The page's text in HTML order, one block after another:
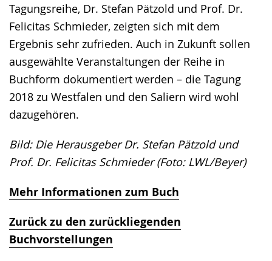
Tagungsreihe, Dr. Stefan Pätzold und Prof. Dr.
Felicitas Schmieder, zeigten sich mit dem
Ergebnis sehr zufrieden. Auch in Zukunft sollen
ausgewählte Veranstaltungen der Reihe in
Buchform dokumentiert werden – die Tagung
2018 zu Westfalen und den Saliern wird wohl
dazugehören.
Bild: Die Herausgeber Dr. Stefan Pätzold und
Prof. Dr. Felicitas Schmieder (Foto: LWL/Beyer)
Mehr Informationen zum Buch
Zurück zu den zurückliegenden
Buchvorstellungen